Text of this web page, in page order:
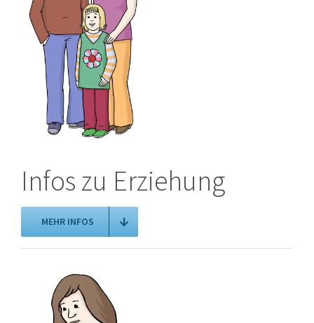
Infos zu Erziehung
MEHR INFOS